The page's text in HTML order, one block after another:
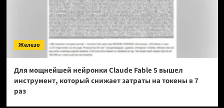
Железо
Для мощнейшей нейронки Claude Fable 5 вышел
инструмент, который снижает затраты на токены в 7
раз